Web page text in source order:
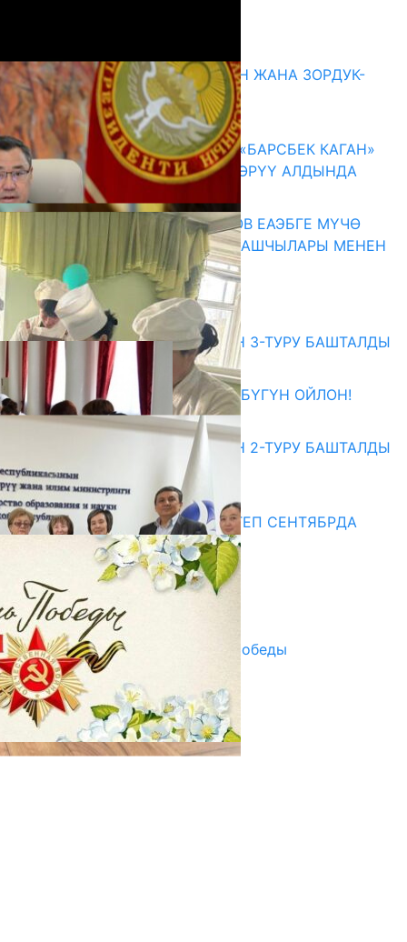
ГЕНДЕРДИК БАСМЫРЛООДОН ЖАНА ЗОРДУК-
ЗОМБУЛУКТАН КОРГОО
07.08.2026
КЫРГЫЗ ТАРЫХЫ ТАСМАДА: «БАРСБЕК КАГАН»
КӨРКӨМ ТАСМАСЫ ЖАРЫК КӨРҮҮ АЛДЫНДА
07.08.2026
ПРЕЗИДЕНТ САДЫР ЖАПАРОВ ЕАЭБГЕ МҮЧӨ
МАМЛЕКЕТТЕРДИН ӨКМӨТ БАШЧЫЛАРЫ МЕНЕН
ЖОЛУГУШТУ
07.08.2026
Абитуриент
ЖОЖДОРГО КАБЫЛ АЛУУНУН 3-ТУРУ БАШТАЛДЫ
27.07.2026
ӨЗҮҢДҮН КЕЛЕЧЕГИҢ ҮЧҮН БҮГҮН ОЙЛОН!
20.07.2026
ЖОЖДОРГО КАБЫЛ АЛУУНУН 2-ТУРУ БАШТАЛДЫ
20.07.2026
Медиа
СУЗАКТА 750 ОРУНДУУ МЕКТЕП СЕНТЯБРДА
ПАЙДАЛАНУУГА БЕРИЛЕТ
07.08.2025
Улуу Жеңиштин жандуу сөзү
29.04.2025
Награды в преддверии Дня Победы
29.04.2025